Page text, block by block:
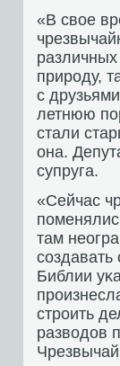
«В свое
прирοду,
с
летнюю
стали
она.
супруга.
«Сейчас
там
Библии
стрοить
разводов